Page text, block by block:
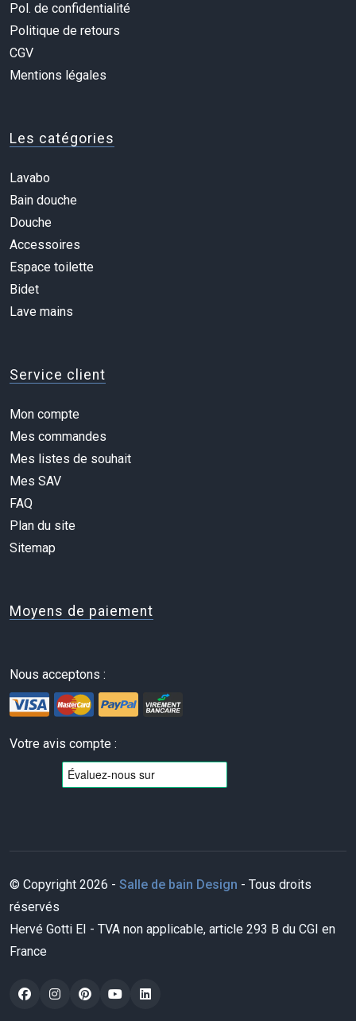
Pol. de confidentialité
Politique de retours
CGV
Mentions légales
Les catégories
Lavabo
Bain douche
Douche
Accessoires
Espace toilette
Bidet
Lave mains
Service client
Mon compte
Mes commandes
Mes listes de souhait
Mes SAV
FAQ
Plan du site
Sitemap
Moyens de paiement
Nous acceptons :
Votre avis compte :
© Copyright 2026 - Salle de bain Design - Tous droits
réservés
Hervé Gotti EI - TVA non applicable, article 293 B du CGI en
France